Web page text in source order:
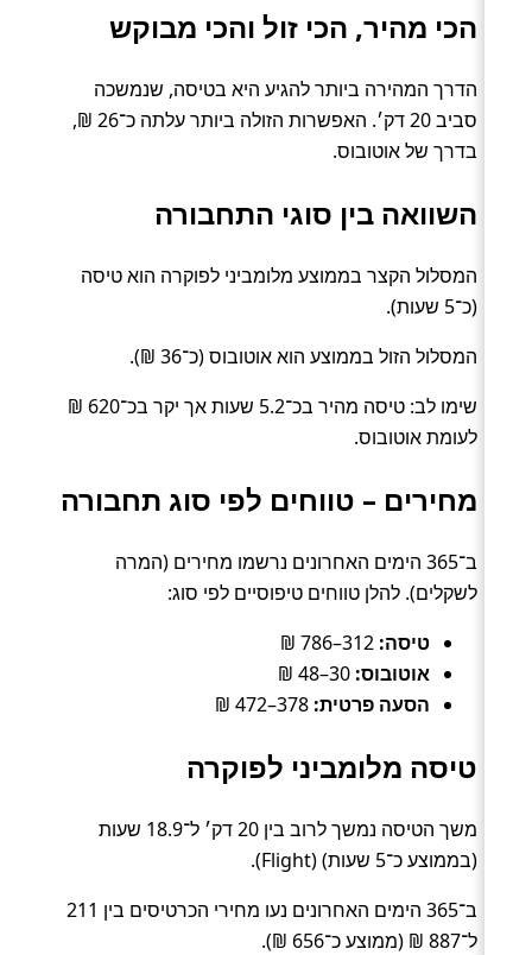
הכי מהיר, הכי זול והכי מבוקש
הדרך המהירה ביותר להגיע היא בטיסה, שנמשכה
סביב 20 דק׳. האפשרות הזולה ביותר עלתה כ־26 ₪,
בדרך של אוטובוס.
השוואה בין סוגי התחבורה
המסלול הקצר בממוצע מלומביני לפוקרה הוא טיסה
(כ־5 שעות).
המסלול הזול בממוצע הוא אוטובוס (כ־36 ₪).
שימו לב: טיסה מהיר בכ־5.2 שעות אך יקר בכ־620 ₪
לעומת אוטובוס.
מחירים – טווחים לפי סוג תחבורה
ב־365 הימים האחרונים נרשמו מחירים (המרה
לשקלים). להלן טווחים טיפוסיים לפי סוג:
טיסה:
אוטובוס:
הסעה פרטית:
טיסה מלומביני לפוקרה
משך הטיסה נמשך לרוב בין 20 דק׳ ל־18.9 שעות
(בממוצע כ־5 שעות) (Flight).
ב־365 הימים האחרונים נעו מחירי הכרטיסים בין 211
ל־887 ₪ (ממוצע כ־656 ₪).